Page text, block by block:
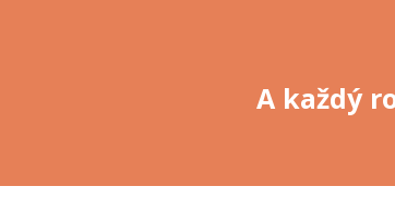
A každý